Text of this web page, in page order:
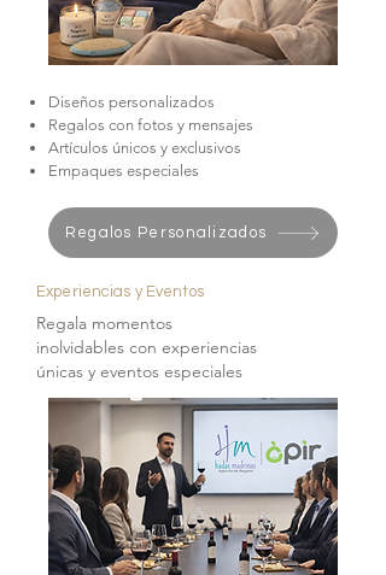
Diseños personalizados
Regalos con fotos y mensajes
Artículos únicos y exclusivos
Empaques especiales
Regalos Personalizados
Experiencias y Eventos
Regala momentos
inolvidables con experiencias
únicas y eventos especiales